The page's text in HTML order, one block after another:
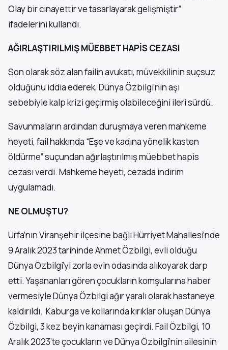
Olay bir cinayettir ve tasarlayarak gelişmiştir”
ifadelerini kullandı.
AĞIRLAŞTIRILMIŞ MÜEBBET HAPİS CEZASI
Son olarak söz alan failin avukatı, müvekkilinin suçsuz
olduğunu iddia ederek, Dünya Özbilgi’nin aşı
sebebiyle kalp krizi geçirmiş olabileceğini ileri sürdü.
Savunmaların ardından duruşmaya veren mahkeme
heyeti, fail hakkında “Eşe ve kadına yönelik kasten
öldürme” suçundan ağırlaştırılmış müebbet hapis
cezası verdi. Mahkeme heyeti, cezada indirim
uygulamadı.
NE OLMUŞTU?
Urfa’nın Viranşehir ilçesine bağlı Hürriyet Mahallesi’nde
9 Aralık 2023 tarihinde Ahmet Özbilgi, evli olduğu
Dünya Özbilgi’yi zorla evin odasında alıkoyarak darp
etti. Yaşananları gören çocukların komşularına haber
vermesiyle Dünya Özbilgi ağır yaralı olarak hastaneye
kaldırıldı. Kaburga ve kollarında kırıklar oluşan Dünya
Özbilgi, 3 kez beyin kanaması geçirdi. Fail Özbilgi, 10
Aralık 2023’te çocukların ve Dünya Özbilgi’nin ailesinin